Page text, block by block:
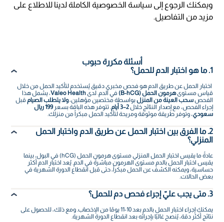
ويمكنك الرجوع إلى سياسة الخصوصية الكاملة لدينا للاطلاع على
مزيد من التفاصيل.
أسئلة مكررة حبوب
1. ما هو اختبار الدم للحمل؟
اختبار الحمل عن طريق الدم هو فحص مخبري دقيق يُستخدم لتأكيد الحمل من خلال
قياس مستوىهرمون الحمل (B-hCG) في الدم. لدىValeo Health، يشمل هذا
الفحصسحب العينة من المنزلبواسطة مختصين مؤهلين،ولا يتطلب الصيام قبل
إجراء الفحص، مع إصدار النتائج خلال2–3 أيام . تتوفر هذه الباقة بسعر
199 ريال
سعودي، وتوفر طريقة موثوقة ومريحة لتأكيد الحمل مبكراً من منزلك.
2. ما الفرق بين اختبار الحمل عن طريق الدم واختبار الحمل
المنزلي؟
عادةً ما يقيس اختبار الحمل المنزلي مستوى هرمون الحمل (hCG) في البول، بينما
يقيس اختبار الحمل بالدم مستوى الهرمون مباشرةً في الدم. يُعد اختبار الدم أكثر
حساسية، ويمكنه الكشف عن الحمل مبكراً، حتى قبل انقطاع الدورة الشهرية في
بعض الحالات.
3. متى يجب عليّ إجراء فحص دم للحمل؟
يمكنكِ إجراء اختبار الحمل بالدم بعد 10-11 يومًا من الإخصاب. ومع ذلك، للحصول على
نتائج أكثر دقة، يُنصح غالبًا بإجرائه بعد انقطاع الدورة الشهرية.